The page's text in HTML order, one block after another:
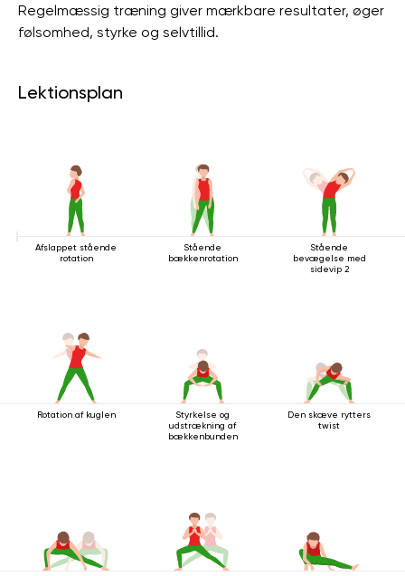
Regelmæssig træning giver mærkbare resultater, øger
følsomhed, styrke og selvtillid.
Lektionsplan
Afslappet stående
rotation
Stående
bækkenrotation
Stående
bevægelse med
sidevip 2
Rotation af kuglen
Styrkelse og
udstrækning af
bækkenbunden
Den skæve rytters
twist